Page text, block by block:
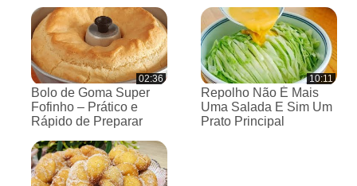
02:36
Bolo de Goma Super
Fofinho – Prático e
Rápido de Preparar
10:11
Repolho Não É Mais
Uma Salada E Sim Um
Prato Principal